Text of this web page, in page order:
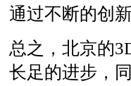
通过不断的创
总之，北京的
长足的进步，